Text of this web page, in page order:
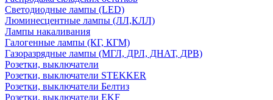
Светодиодные лампы (LED)
Люминесцентные лампы (ЛЛ,КЛЛ)
Лампы накаливания
Галогенные лампы (КГ, КГМ)
Газоразрядные лампы (МГЛ, ДРЛ, ДНАТ, ДРВ)
Розетки, выключатели
Розетки, выключатели STEKKER
Розетки, выключатели Белтиз
Розетки, выключатели EKF